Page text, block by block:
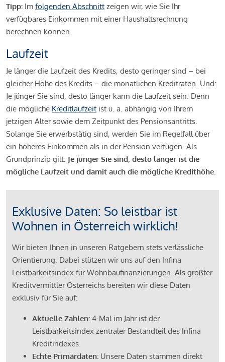
Tipp: Im folgenden Abschnitt zeigen wir, wie Sie Ihr
verfügbares Einkommen mit einer Haushaltsrechnung
berechnen können.
Laufzeit
Je länger die Laufzeit des Kredits, desto geringer sind – bei
gleicher Höhe des Kredits – die monatlichen Kreditraten. Und:
Je jünger Sie sind, desto länger kann die Laufzeit sein. Denn
die mögliche Kreditlaufzeit ist u. a. abhängig von Ihrem
jetzigen Alter sowie dem Zeitpunkt des Pensionsantritts.
Solange Sie erwerbstätig sind, werden Sie im Regelfall über
ein höheres Einkommen als in der Pension verfügen. Als
Grundprinzip gilt: Je jünger Sie sind, desto länger ist die
mögliche Laufzeit und damit auch die mögliche Kredithöhe.
Exklusive Daten: So leistbar ist
Wohnen in Österreich wirklich!
Wir bieten Ihnen in unseren Ratgebern stets verlässliche
Orientierung. Dabei stützen wir uns auf den Infina
Leistbarkeitsindex für Wohnbaufinanzierungen. Als größter
Kreditvermittler Österreichs bereiten wir diese Daten
exklusiv für Sie auf:
Aktuelle Zahlen: 4-Mal im Jahr ist der
Leistbarkeitsindex zentraler Bestandteil des Infina
Kreditindexes.
Echte Primärdaten: Unsere Daten stammen direkt